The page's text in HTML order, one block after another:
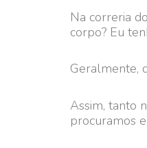
Na correria
corpo? Eu
Geralmente,
Assim, tanto
procuramos